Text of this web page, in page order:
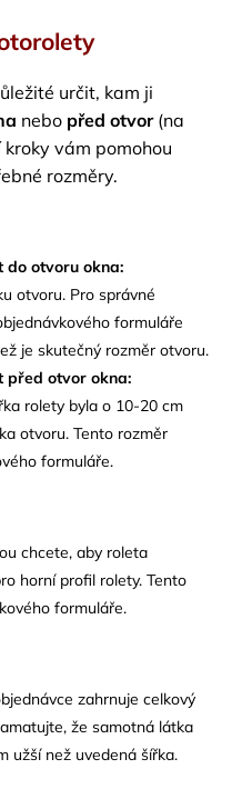
určit, kam ji
nebo před otvor(na
vám pomohou
rozměry.
do otvoru okna:
otvoru. Pro správné
formuláře
je skutečný rozměr otvoru.
před otvor okna:
rolety byla o 10-20 cm
otvoru. Tento rozměr
formuláře.
chcete, aby roleta
horní profil rolety. Tento
formuláře.
zahrnuje celkový
že samotná látka
užší než uvedená šířka.